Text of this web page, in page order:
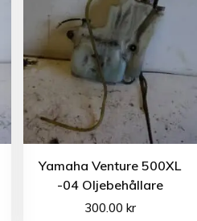
Yamaha Venture 500XL
-04 Oljebehållare
300.00 kr